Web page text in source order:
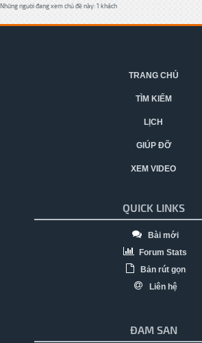
Những người đang xem chủ đề này: 1 khách
TRANG CHỦ
TÌM KIẾM
LỊCH
GIÚP ĐỠ
XEM VIDEO
QUICK LINKS
Bài mới
Forum Stats
Bản rút gọn
Liên hệ
ĐAM SAN